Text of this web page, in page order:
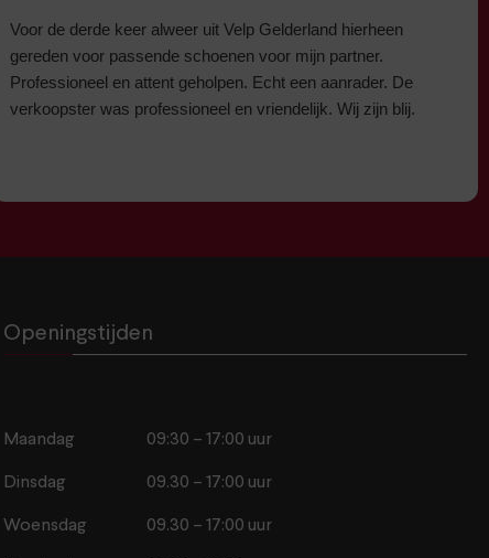
Voor de derde keer alweer uit Velp Gelderland hierheen
gereden voor passende schoenen voor mijn partner.
Professioneel en attent geholpen. Echt een aanrader. De
verkoopster was professioneel en vriendelijk. Wij zijn blij.
Openingstijden
Maandag 09:30 – 17:00 uur
Dinsdag 09.30 – 17:00 uur
Woensdag 09.30 – 17:00 uur